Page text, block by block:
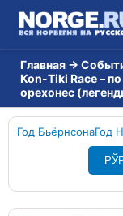
Главная →
Kon-Tiki Race –
орехонес
Год БьёрнсонаГод